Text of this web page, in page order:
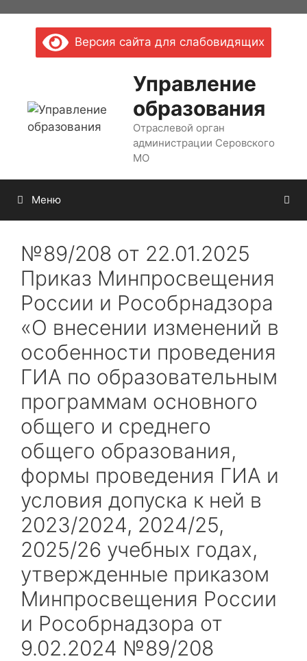
содержимомуВерсия сайта для слабовидящих
Управление
образования
Отраслевой орган
администрации Серовского
МО
Меню
№89/208 от 22.01.2025
Приказ Минпросвещения
России и Рособрнадзора
«О внесении изменений в
особенности проведения
ГИА по образовательным
программам основного
общего и среднего
общего образования,
формы проведения ГИА и
условия допуска к ней в
2023/2024, 2024/25,
2025/26 учебных годах,
утвержденные приказом
Минпросвещения России
и Рособрнадзора от
9.02.2024 №89/208